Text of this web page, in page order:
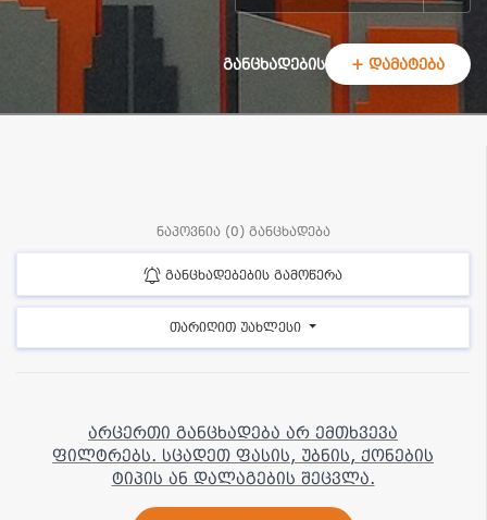
განცხადების + დამატება
ნაპოვნია (0) განცხადება
განცხადებების გამოწერა
თარიღით უახლესი
არცერთი განცხადება არ ემთხვევა
ფილტრებს. სცადეთ ფასის, უბნის, ქონების
ტიპის ან დალაგების შეცვლა.